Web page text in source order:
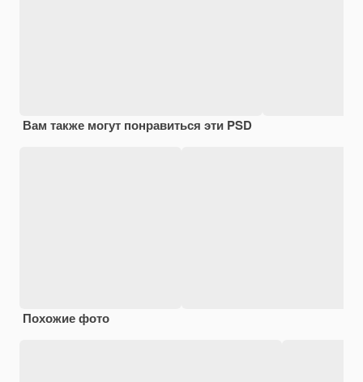
Вам также могут понравиться эти PSD
Похожие фото